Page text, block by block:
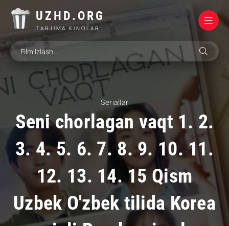
UZHD.ORG
TARJIMA KINOLAR
Seriallar
Seni chorlagan vaqt 1. 2.
3. 4. 5. 6. 7. 8. 9. 10. 11.
12. 13. 14. 15 Qism
Uzbek O'zbek tilida Korea